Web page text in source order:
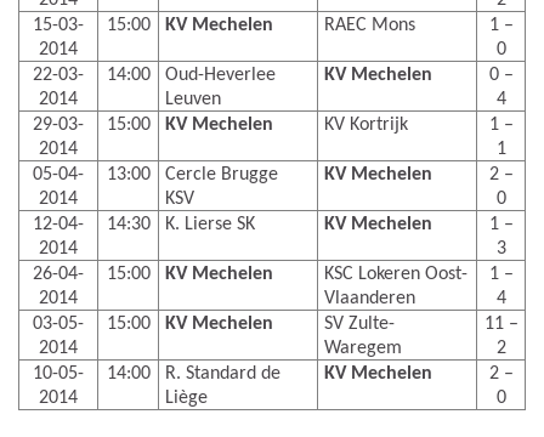
15-03-
2014
15:00 KV Mechelen RAEC Mons
1 –
0
22-03-
2014
14:00
Oud-Heverlee
Leuven
KV Mechelen
0 –
4
29-03-
2014
15:00 KV Mechelen KV Kortrijk
1 –
1
05-04-
2014
13:00
Cercle Brugge
KSV
KV Mechelen
2 –
0
12-04-
2014
14:30 K. Lierse SK KV Mechelen
1 –
3
26-04-
2014
15:00 KV Mechelen
KSC Lokeren Oost-
Vlaanderen
1 –
4
03-05-
2014
15:00 KV Mechelen
SV Zulte-
Waregem
11 –
2
10-05-
2014
14:00
R. Standard de
Liège
KV Mechelen
2 –
0